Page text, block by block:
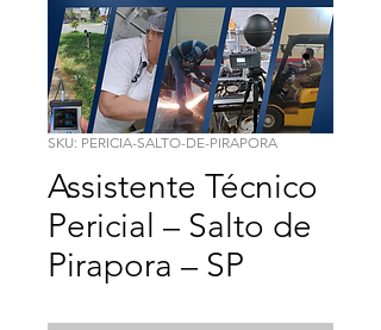
SKU: PERICIA-SALTO-DE-PIRAPORA
Assistente Técnico
Pericial – Salto de
Pirapora – SP